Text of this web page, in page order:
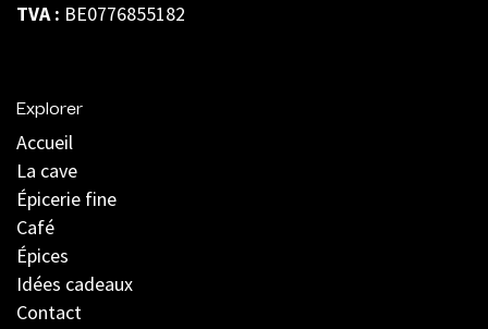
TVA : BE0776855182
Explorer
Accueil
La cave
Épicerie fine
Café
Épices
Idées cadeaux
Contact